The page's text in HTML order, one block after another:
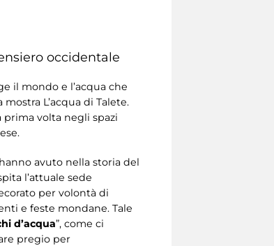
occidentale
il mondo e l’acqua che
L’acqua di Talete.
volta negli spazi
avuto nella storia del
l’attuale sede
per volontà di
e feste mondane. Tale
d’acqua”, come ci
pregio per